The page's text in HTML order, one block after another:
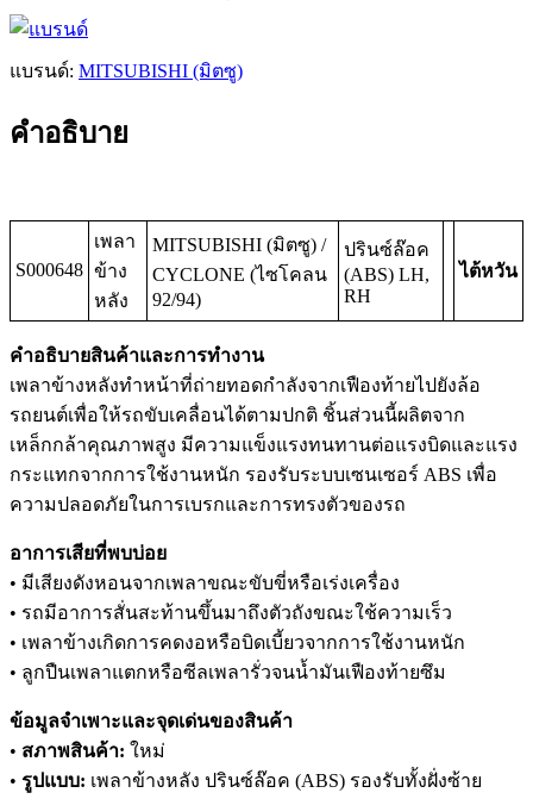
แบรนด์: MITSUBISHI (มิตซู)
คำอธิบาย
S000648
เพลา
ข้าง
หลัง
MITSUBISHI (มิตซู) /
CYCLONE (ไซโคลน
92/94)
ปรินซ์ล๊อค
(ABS) LH,
RH
ไต้หวัน
คำอธิบายสินค้าและการทำงาน
เพลาข้างหลังทำหน้าที่ถ่ายทอดกำลังจากเฟืองท้ายไปยังล้อ
รถยนต์เพื่อให้รถขับเคลื่อนได้ตามปกติ ชิ้นส่วนนี้ผลิตจาก
เหล็กกล้าคุณภาพสูง มีความแข็งแรงทนทานต่อแรงบิดและแรง
กระแทกจากการใช้งานหนัก รองรับระบบเซนเซอร์ ABS เพื่อ
ความปลอดภัยในการเบรกและการทรงตัวของรถ
อาการเสียที่พบบ่อย
• มีเสียงดังหอนจากเพลาขณะขับขี่หรือเร่งเครื่อง
• รถมีอาการสั่นสะท้านขึ้นมาถึงตัวถังขณะใช้ความเร็ว
• เพลาข้างเกิดการคดงอหรือบิดเบี้ยวจากการใช้งานหนัก
• ลูกปืนเพลาแตกหรือซีลเพลารั่วจนน้ำมันเฟืองท้ายซึม
ข้อมูลจำเพาะและจุดเด่นของสินค้า
• สภาพสินค้า: ใหม่
• รูปแบบ: เพลาข้างหลัง ปรินซ์ล๊อค (ABS) รองรับทั้งฝั่งซ้าย